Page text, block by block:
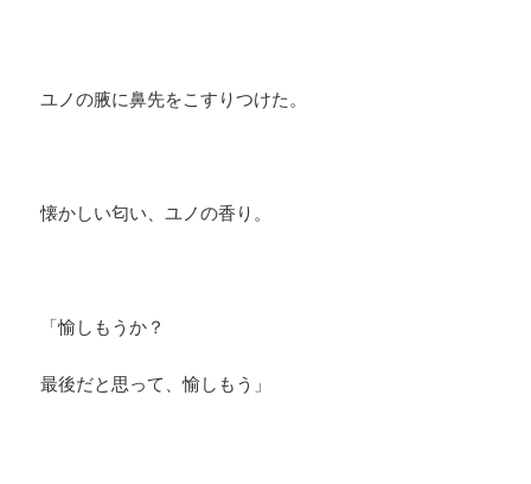
ユノの腋に鼻先をこすりつけた。
懐かしい匂い、ユノの香り。
「愉しもうか？
最後だと思って、愉しもう」